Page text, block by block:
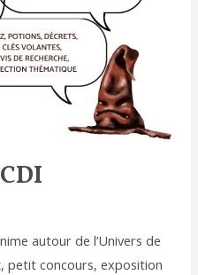
autour de l’Univers de
petit concours, exposition